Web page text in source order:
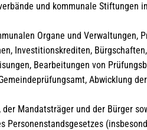
und kommunale Stiftungen
Organe und Verwaltungen,
Investitionskrediten,
Bearbeitungen von
Abwicklung
Mandatsträger und der Bürger
Personenstandsgesetzes